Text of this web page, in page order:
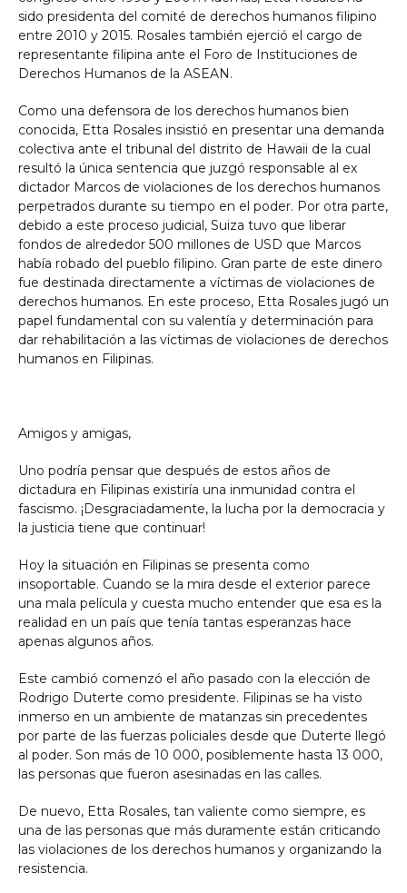
sido presidenta del comité de derechos humanos filipino
entre 2010 y 2015. Rosales también ejerció el cargo de
representante filipina ante el Foro de Instituciones de
Derechos Humanos de la ASEAN.
Como una defensora de los derechos humanos bien
conocida, Etta Rosales insistió en presentar una demanda
colectiva ante el tribunal del distrito de Hawaii de la cual
resultó la única sentencia que juzgó responsable al ex
dictador Marcos de violaciones de los derechos humanos
perpetrados durante su tiempo en el poder. Por otra parte,
debido a este proceso judicial, Suiza tuvo que liberar
fondos de alrededor 500 millones de USD que Marcos
había robado del pueblo filipino. Gran parte de este dinero
fue destinada directamente a víctimas de violaciones de
derechos humanos. En este proceso, Etta Rosales jugó un
papel fundamental con su valentía y determinación para
dar rehabilitación a las víctimas de violaciones de derechos
humanos en Filipinas.
Amigos y amigas,
Uno podría pensar que después de estos años de
dictadura en Filipinas existiría una inmunidad contra el
fascismo. ¡Desgraciadamente, la lucha por la democracia y
la justicia tiene que continuar!
Hoy la situación en Filipinas se presenta como
insoportable. Cuando se la mira desde el exterior parece
una mala película y cuesta mucho entender que esa es la
realidad en un país que tenía tantas esperanzas hace
apenas algunos años.
Este cambió comenzó el año pasado con la elección de
Rodrigo Duterte como presidente. Filipinas se ha visto
inmerso en un ambiente de matanzas sin precedentes
por parte de las fuerzas policiales desde que Duterte llegó
al poder. Son más de 10 000, posiblemente hasta 13 000,
las personas que fueron asesinadas en las calles.
De nuevo, Etta Rosales, tan valiente como siempre, es
una de las personas que más duramente están criticando
las violaciones de los derechos humanos y organizando la
resistencia.